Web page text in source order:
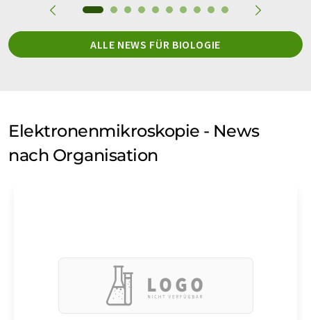
ALLE NEWS FÜR BIOLOGIE
Elektronenmikroskopie - News
nach Organisation